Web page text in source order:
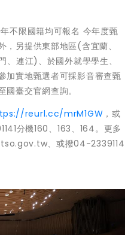
不限國籍均可報名 今年度甄
，另提供東部地區(含宜蘭、
連江)、於國外就學學生、
加實地甄選者可採影音審查甄
臺交官網查詢。
reurl.cc/mrM1GW ，或
分機160、163、164。更多
、或撥04-2339114